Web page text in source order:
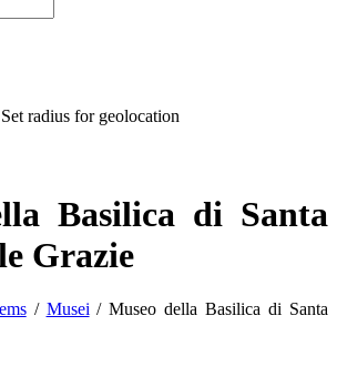
Set radius for geolocation
Basilica di Santa
Grazie
/ Musei / Museo della Basilica di Santa